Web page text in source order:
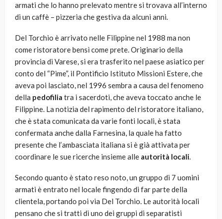
armati che lo hanno prelevato mentre si trovava all’interno
di un caffè – pizzeria che gestiva da alcuni anni.
Del Torchio è arrivato nelle Filippine nel 1988 ma non
come ristoratore bensì come prete. Originario della
provincia di Varese, si era trasferito nel paese asiatico per
conto del “Pime”, il Pontificio Istituto Missioni Estere, che
aveva poi lasciato, nel 1996 sembra a causa del fenomeno
della pedofilia tra i sacerdoti, che aveva toccato anche le
Filippine. La notizia del rapimento del ristoratore italiano,
che è stata comunicata da varie fonti locali, è stata
confermata anche dalla Farnesina, la quale ha fatto
presente che l’ambasciata italiana si è già attivata per
coordinare le sue ricerche insieme alle autorità locali.
Secondo quanto è stato reso noto, un gruppo di 7 uomini
armati è entrato nel locale fingendo di far parte della
clientela, portando poi via Del Torchio. Le autorità locali
pensano che si tratti di uno dei gruppi di separatisti